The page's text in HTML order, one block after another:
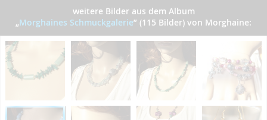
weitere Bilder aus dem Album
„Morghaines Schmuckgalerie” (115 Bilder) von Morghaine: